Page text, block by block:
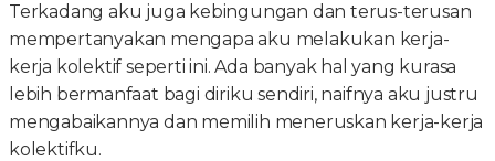
Terkadang aku juga kebingungan dan terus-terusan
mempertanyakan mengapa aku melakukan kerja-
kerja kolektif seperti ini. Ada banyak hal yang kurasa
lebih bermanfaat bagi diriku sendiri, naifnya aku justru
mengabaikannya dan memilih meneruskan kerja-kerja
kolektifku.